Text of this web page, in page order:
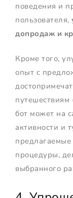
поведения и
пользователя,
допродаж и
Кроме того,
опыт с
путешествиям
бот может на
активности и
предлагаемые
процедуры,
выбранного